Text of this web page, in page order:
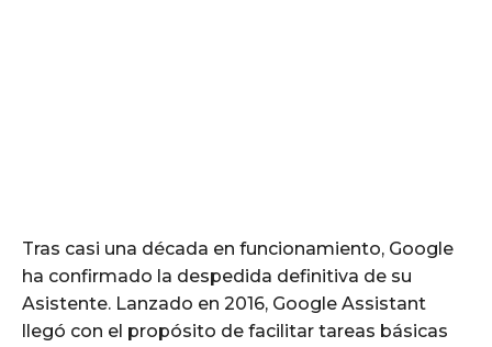
Tras casi una década en funcionamiento, Google
ha confirmado la despedida definitiva de su
Asistente. Lanzado en 2016, Google Assistant
llegó con el propósito de facilitar tareas básicas